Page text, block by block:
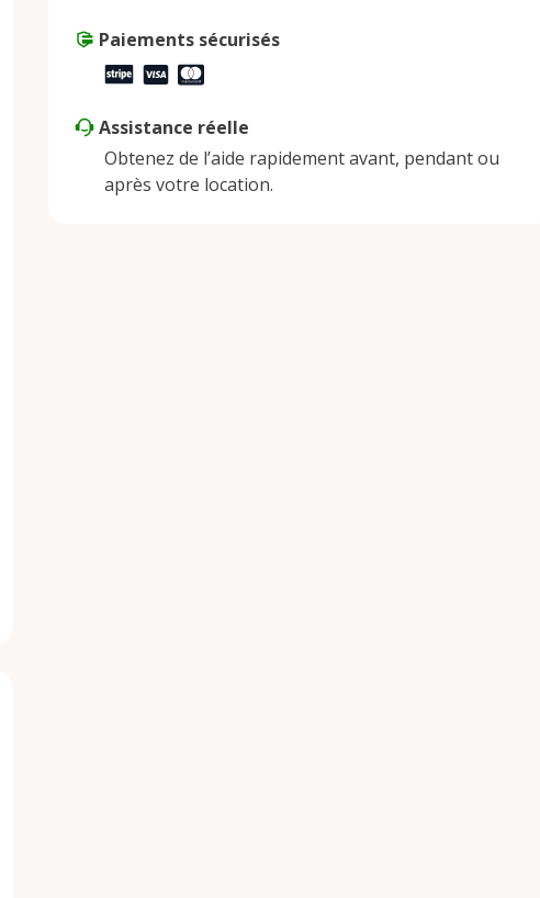
Dimanche
Paiements sécurisés
Assistance réelle
Obtenez de l’aide rapidement avant, pendant ou
après votre location.